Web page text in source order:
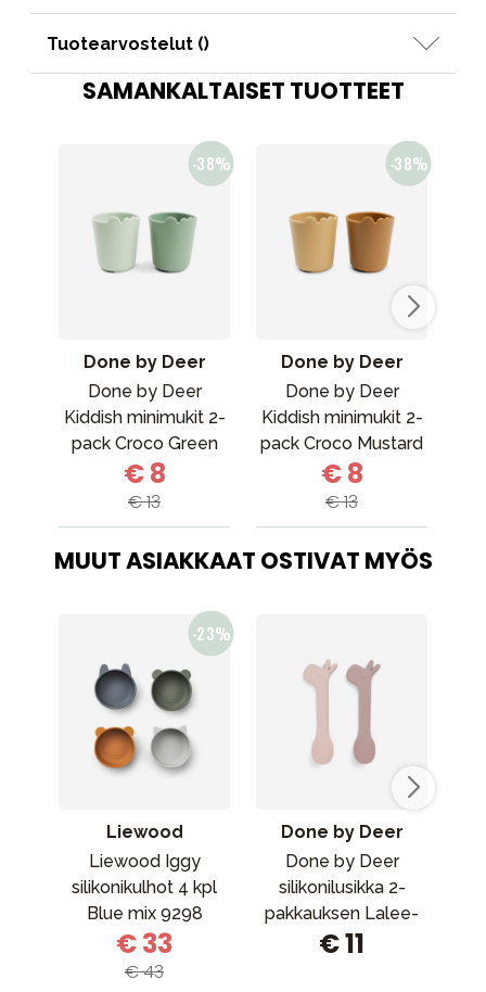
Tuotearvostelut ()
SAMANKALTAISET TUOTTEET
Done by Deer
Done by Deer
Kiddish minimukit 2-
pack Croco Green
€ 8
€ 13
Done by Deer
Done by Deer
Kiddish minimukit 2-
pack Croco Mustard
€ 8
€ 13
MUUT ASIAKKAAT OSTIVAT MYÖS
Liewood
Liewood Iggy
silikonikulhot 4 kpl
Blue mix 9298
€ 33
€ 43
Done by Deer
Done by Deer
silikonilusikka 2-
pakkauksen Lalee-
jauhetta
€ 11